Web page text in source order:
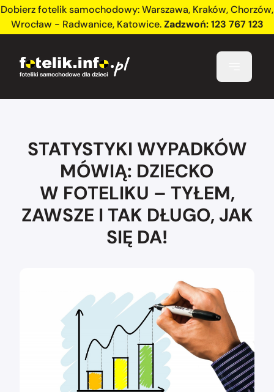
Dobierz fotelik samochodowy:Warszawa, Kraków,Chorzów,
Wrocław - Radwanice, Katowice.Zadzwoń:123 767 123
STATYSTYKI WYPADKÓW
MÓWIĄ: DZIECKO
W FOTELIKU – TYŁEM,
ZAWSZE I TAK DŁUGO, JAK
SIĘ DA!